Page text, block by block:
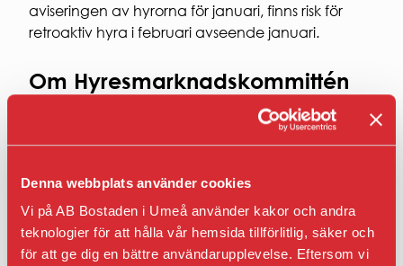
Denna webbplats använder cookies
Vi på AB Bostaden i Umeå använder kakor och andra
teknologier för att hålla vår hemsida tillförlitlig, säker och
för att ge dig en bättre användarupplevelse. Eftersom vi
logotyper
aviseringen av hyrorna för januari, finns risk för
retroaktiv hyra i februari avseende januari.
Om Hyresmarknadskommittén
Hyresmarknadskommittén, HMK, instiftades 1957
och är en nationell kommitté som prövar tvister i
mellan Hyresgästföreningen och de allmännyttiga
bostadsföretag som är medlemmar i Sveriges
Allmännytta, de allmännyttiga bostadsföretagens
branschorganisation.